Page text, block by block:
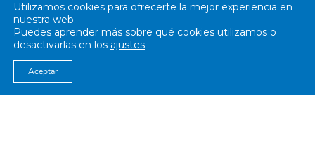
Política de Cookies
© 2026
Utilizamos cookies para ofrecerte la mejor experiencia en
nuestra web.
Puedes aprender más sobre qué cookies utilizamos o
desactivarlas en los ajustes.
Aceptar